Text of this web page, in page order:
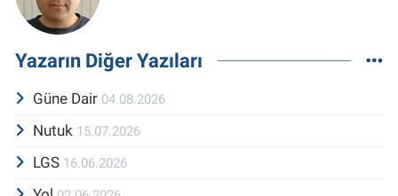
Yazarın Diğer Yazıları
Güne Dair 04.08.2026
Nutuk 15.07.2026
LGS 16.06.2026